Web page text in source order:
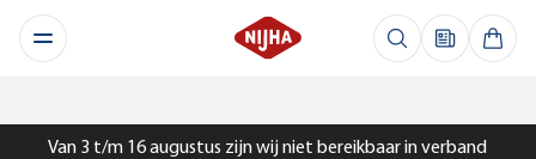
Van 3 t/m 16 augustus zijn wij niet bereikbaar in verband